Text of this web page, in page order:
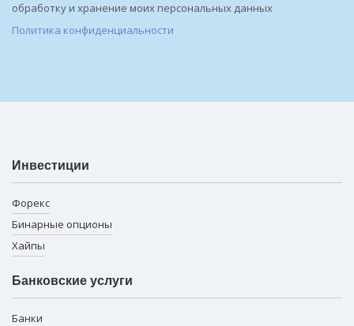
обработку и хранение моих персональных данных
Политика конфиденциальности
Инвестиции
Форекс
Бинарные опционы
Хайпы
Банковские услуги
Банки